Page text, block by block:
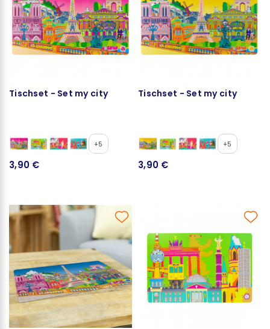
Tischset - Set my city
+5
3,90 €
Tischset - Set my city
+5
3,90 €